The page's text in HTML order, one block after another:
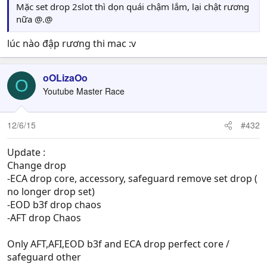
Mặc set drop 2slot thì dọn quái chậm lắm, lại chật rương
nữa @.@
lúc nào đập rương thi mac :v
O oOLizaOo
Youtube Master Race
12/6/15 #432
Update :
Change drop
-ECA drop core, accessory, safeguard remove set drop (
no longer drop set)
-EOD b3f drop chaos
-AFT drop Chaos
Only AFT,AFI,EOD b3f and ECA drop perfect core /
safeguard other